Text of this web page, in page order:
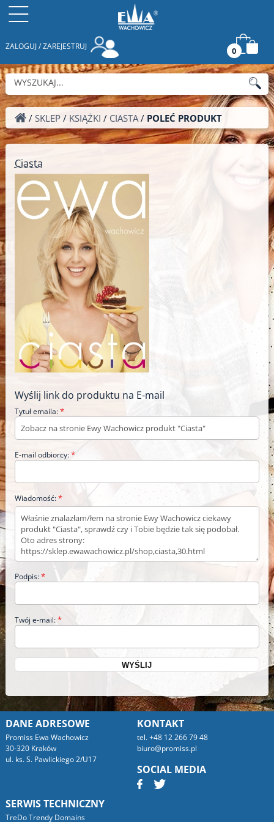
ZALOGUJ / ZAREJESTRUJ 0
/ SKLEP/ KSIĄŻKI / CIASTA/ POLEĆ PRODUKT
Ciasta
Wyślij link do produktu na E-mail
Tytuł emaila:*
E-mail odbiorcy:*
Wiadomość:*
Podpis:*
Twój e-mail:*
DANE ADRESOWE
Promiss Ewa Wachowicz
30-320 Kraków
ul. ks. S. Pawlickiego 2/U17
KONTAKT
tel. +48 12 266 79 48
biuro@promiss.pl
SOCIAL MEDIA
SERWIS TECHNICZNY
TreDo Trendy Domains